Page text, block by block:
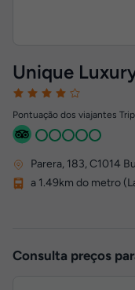
Unique
Pontuação dos viajantes
Parera, 183,C1014
a 1.49km do metro
Consulta preços